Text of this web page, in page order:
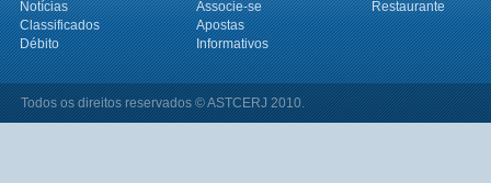
Notícias
Associe-se
Restaurante
Classificados
Apostas
Débito
Informativos
Todos os direitos reservados © ASTCERJ 2010.